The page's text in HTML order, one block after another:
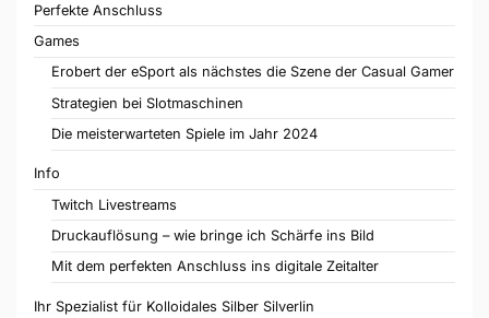
Perfekte Anschluss
Games
Erobert der eSport als nächstes die Szene der Casual Gamer
Strategien bei Slotmaschinen
Die meisterwarteten Spiele im Jahr 2024
Info
Twitch Livestreams
Druckauflösung – wie bringe ich Schärfe ins Bild
Mit dem perfekten Anschluss ins digitale Zeitalter
Ihr Spezialist für Kolloidales Silber Silverlin